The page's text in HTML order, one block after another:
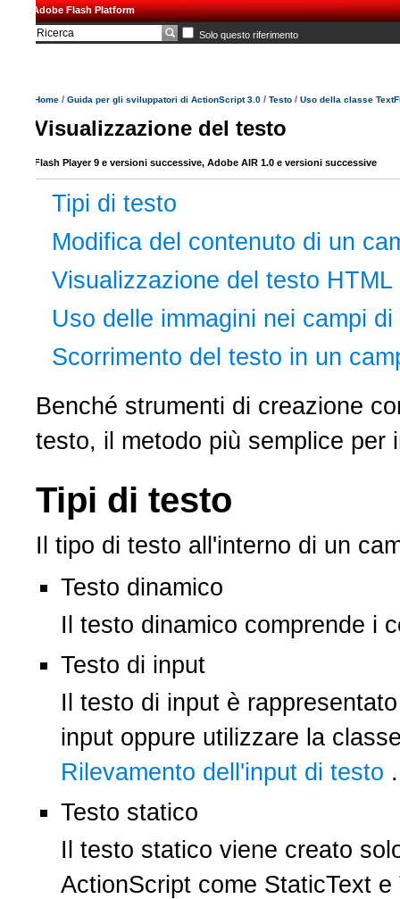
Flash Platform
Solo questo riferimento
Guida per gli sviluppatori di ActionScript 3.0/Testo/Uso della classe TextField
del testo
Player 9 e versioni successive, Adobe AIR 1.0 e versioni successive
Tipi di testo
Modifica del contenuto di un
Visualizzazione del testo HTML
Uso delle immagini nei campi di
Scorrimento del testo in un campo
Benché strumenti di creazione
testo, il metodo più semplice per
Tipi di testo
Il tipo di testo all'interno di un
Testo dinamico
Il testo dinamico comprende i
Testo di input
Il testo di input è rappresentato
input oppure utilizzare la classe
Rilevamento dell'input di testo.
Testo statico
Il testo statico viene creato solo
ActionScript come StaticText e